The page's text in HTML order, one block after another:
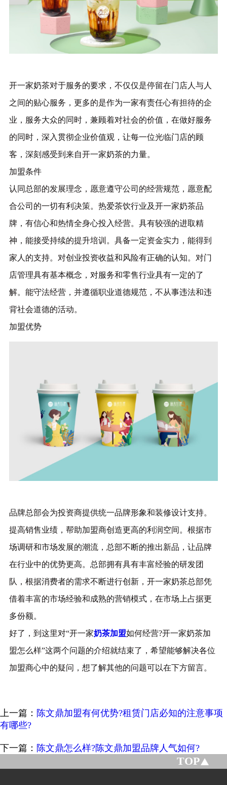
开一家奶茶对于服务的要求，不仅仅是停留在门店人与人
之间的贴心服务，更多的是作为一家有责任心有担待的企
业，服务大众的同时，兼顾着对社会的价值，在做好服务
的同时，深入贯彻企业价值观，让每一位光临门店的顾
客，深刻感受到来自开一家奶茶的力量。
加盟条件
认同总部的发展理念，愿意遵守公司的经营规范，愿意配
合公司的一切有利决策。热爱茶饮行业及开一家奶茶品
牌，有信心和热情全身心投入经营。具有较强的进取精
神，能接受持续的提升培训。具备一定资金实力，能得到
家人的支持。对创业投资收益和风险有正确的认知。对门
店管理具有基本概念，对服务和零售行业具有一定的了
解。能守法经营，并遵循职业道德规范，不从事违法和违
背社会道德的活动。
加盟优势
品牌总部会为投资商提供统一品牌形象和装修设计支持。
提高销售业绩，帮助加盟商创造更高的利润空间。根据市
场调研和市场发展的潮流，总部不断的推出新品，让品牌
在行业中的优势更高。总部拥有具有丰富经验的研发团
队，根据消费者的需求不断进行创新，开一家奶茶总部凭
借着丰富的市场经验和成熟的营销模式，在市场上占据更
多份额。
好了，到这里对“开一家奶茶加盟如何经营?开一家奶茶加
盟怎么样”这两个问题的介绍就结束了，希望能够解决各位
加盟商心中的疑问，想了解其他的问题可以在下方留言。
上一篇： 陈文鼎加盟有何优势?租赁门店必知的注意事项
有哪些?
下一篇： 陈文鼎怎么样?陈文鼎加盟品牌人气如何?
TOP